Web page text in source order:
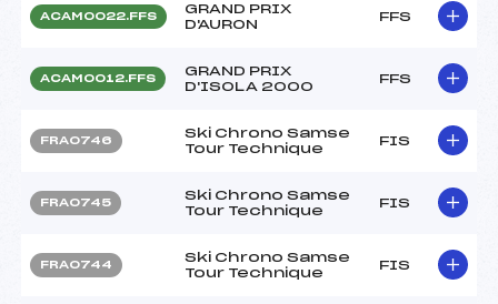
ACAM0022.FFS
GRAND PRIX
D'AURON
FFS
ACAM0012.FFS
GRAND PRIX
D'ISOLA 2000
FFS
FRA0746
Ski Chrono Samse
Tour Technique
FIS
FRA0745
Ski Chrono Samse
Tour Technique
FIS
FRA0744
Ski Chrono Samse
Tour Technique
FIS